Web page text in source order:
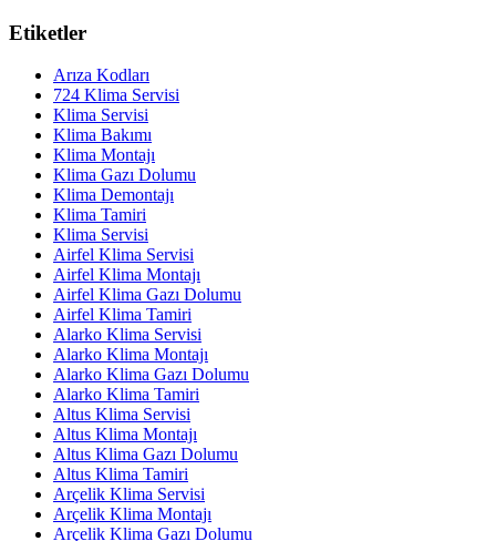
Etiketler
Arıza Kodları
724 Klima Servisi
Klima Servisi
Klima Bakımı
Klima Montajı
Klima Gazı Dolumu
Klima Demontajı
Klima Tamiri
Klima Servisi
Airfel Klima Servisi
Airfel Klima Montajı
Airfel Klima Gazı Dolumu
Airfel Klima Tamiri
Alarko Klima Servisi
Alarko Klima Montajı
Alarko Klima Gazı Dolumu
Alarko Klima Tamiri
Altus Klima Servisi
Altus Klima Montajı
Altus Klima Gazı Dolumu
Altus Klima Tamiri
Arçelik Klima Servisi
Arçelik Klima Montajı
Arçelik Klima Gazı Dolumu